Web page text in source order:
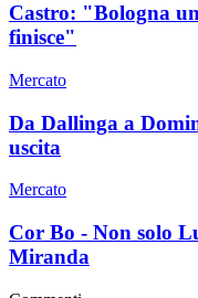
Castro: "Bologna
finisce"
Mercato
Da Dallinga a
uscita
Mercato
Cor Bo - Non solo
Miranda